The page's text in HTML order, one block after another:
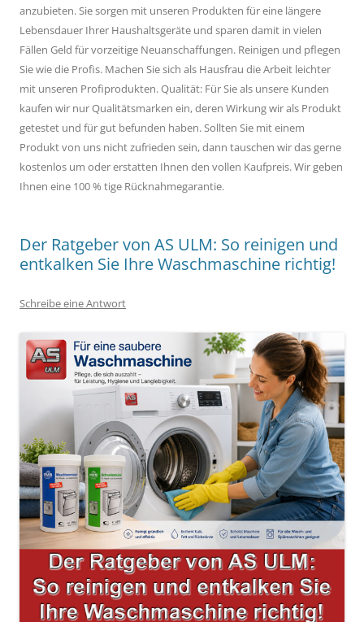
anzubieten. Sie sorgen mit unseren Produkten für eine längere
Lebensdauer Ihrer Haushaltsgeräte und sparen damit in vielen
Fällen Geld für vorzeitige Neuanschaffungen. Reinigen und pflegen
Sie wie die Profis. Machen Sie sich als Hausfrau die Arbeit leichter
mit unseren Profiprodukten. Qualität: Für Sie als unsere Kunden
kaufen wir nur Qualitätsmarken ein, deren Wirkung wir als Produkt
getestet und für gut befunden haben. Sollten Sie mit einem
Produkt von uns nicht zufrieden sein, dann tauschen wir das gerne
kostenlos um oder erstatten Ihnen den vollen Kaufpreis. Wir geben
Ihnen eine 100 % tige Rücknahmegarantie.
Der Ratgeber von AS ULM: So reinigen und
entkalken Sie Ihre Waschmaschine richtig!
Schreibe eine Antwort